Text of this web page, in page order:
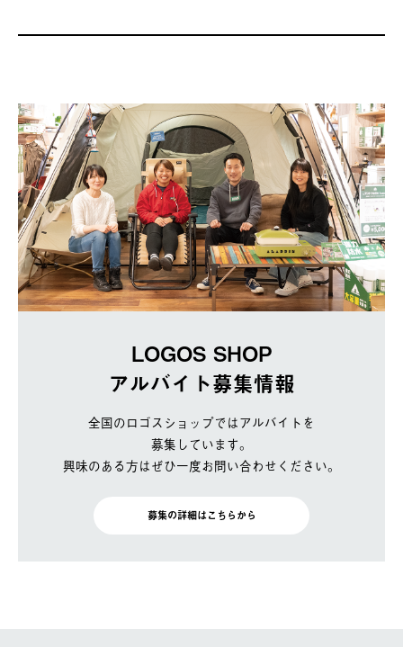
LOGOS SHOP
アルバイト募集情報
全国のロゴスショップではアルバイトを
募集しています。
興味のある方はぜひ一度お問い合わせください。
募集の詳細はこちらから